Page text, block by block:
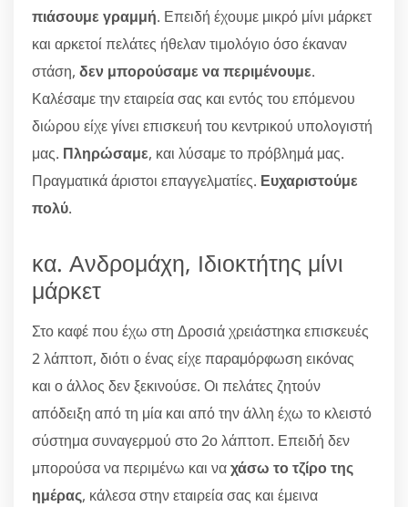
πιάσουμε γραμμή. Επειδή έχουμε μικρό μίνι μάρκετ
και αρκετοί πελάτες ήθελαν τιμολόγιο όσο έκαναν
στάση, δεν μπορούσαμε να περιμένουμε.
Καλέσαμε την εταιρεία σας και εντός του επόμενου
διώρου είχε γίνει επισκευή του κεντρικού υπολογιστή
μας. Πληρώσαμε, και λύσαμε το πρόβλημά μας.
Πραγματικά άριστοι επαγγελματίες. Ευχαριστούμε
πολύ.
κα. Ανδρομάχη, Ιδιοκτήτης μίνι
μάρκετ
Στο καφέ που έχω στη Δροσιά χρειάστηκα επισκευές
2 λάπτοπ, διότι ο ένας είχε παραμόρφωση εικόνας
και ο άλλος δεν ξεκινούσε. Οι πελάτες ζητούν
απόδειξη από τη μία και από την άλλη έχω το κλειστό
σύστημα συναγερμού στο 2ο λάπτοπ. Επειδή δεν
μπορούσα να περιμένω και ναχάσω το τζίρο της
ημέρας, κάλεσα στην εταιρεία σας και έμεινα